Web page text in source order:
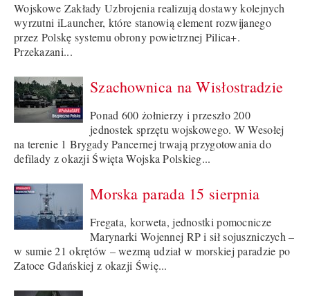
Wojskowe Zakłady Uzbrojenia realizują dostawy kolejnych
wyrzutni iLauncher, które stanowią element rozwijanego
przez Polskę systemu obrony powietrznej Pilica+.
Przekazani...
Szachownica na Wisłostradzie
Ponad 600 żołnierzy i przeszło 200
jednostek sprzętu wojskowego. W Wesołej
na terenie 1 Brygady Pancernej trwają przygotowania do
defilady z okazji Święta Wojska Polskieg...
Morska parada 15 sierpnia
Fregata, korweta, jednostki pomocnicze
Marynarki Wojennej RP i sił sojuszniczych –
w sumie 21 okrętów – wezmą udział w morskiej paradzie po
Zatoce Gdańskiej z okazji Świę...